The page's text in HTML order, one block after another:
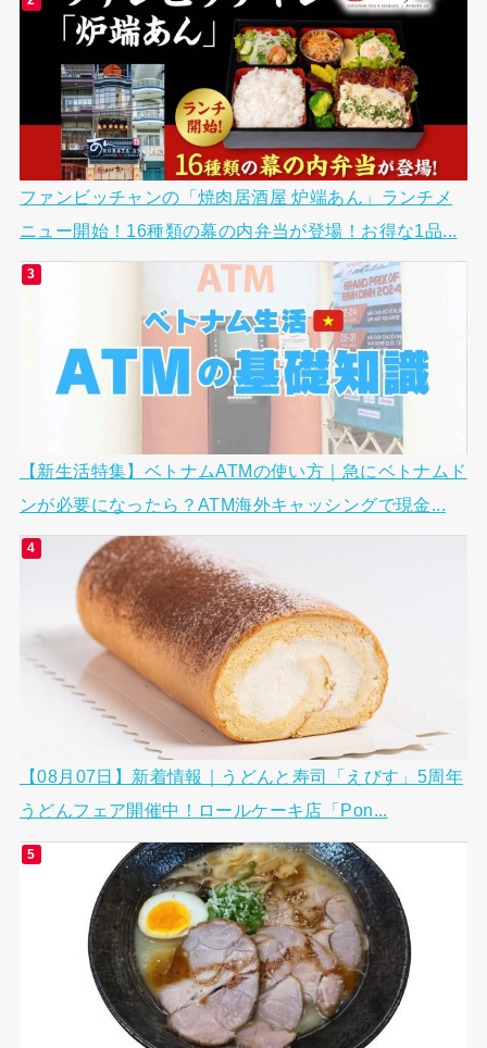
ファンビッチャンの「焼肉居酒屋 炉端あん」ランチメ
ニュー開始！16種類の幕の内弁当が登場！お得な1品...
【新生活特集】ベトナムATMの使い方｜急にベトナムド
ンが必要になったら？ATM海外キャッシングで現金...
【08月07日】新着情報｜うどんと寿司「えびす」5周年
うどんフェア開催中！ロールケーキ店「Pon...